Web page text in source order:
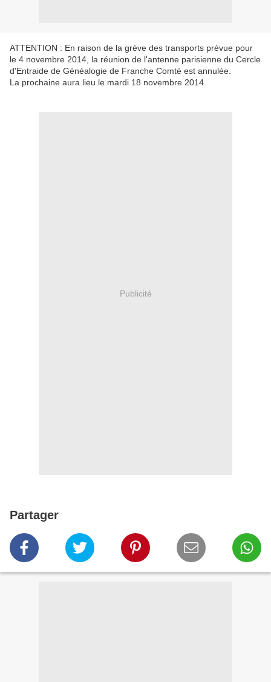
ATTENTION : En raison de la grève des transports prévue pour
le 4 novembre 2014, la réunion de l'antenne parisienne du Cercle
d'Entraide de Généalogie de Franche Comté est annulée.
La prochaine aura lieu le mardi 18 novembre 2014.
Publicité
Partager